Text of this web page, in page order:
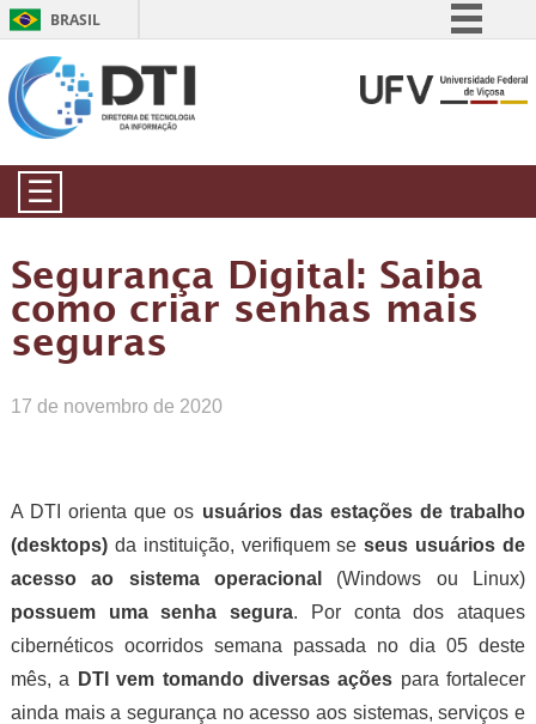
BRASIL
Comunica BR
☰
Segurança Digital: Saiba
como criar senhas mais
seguras
17 de novembro de 2020
A DTI orienta que os usuários das estações de trabalho
(desktops)da instituição, verifiquem seseus usuários de
acesso ao sistema operacional (Windows ou Linux)
possuem uma senha segura. Por conta dos ataques
cibernéticos ocorridos semana passada no dia 05 deste
mês, a
DTI vem tomando diversas ações para fortalecer
ainda mais a segurança no acesso aos sistemas, serviços e